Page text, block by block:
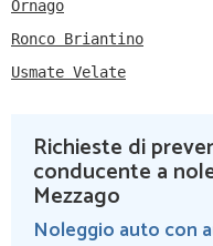
Ornago
Ronco Briantino
Usmate Velate
Richieste di
conducente a
Mezzago
Noleggio auto con